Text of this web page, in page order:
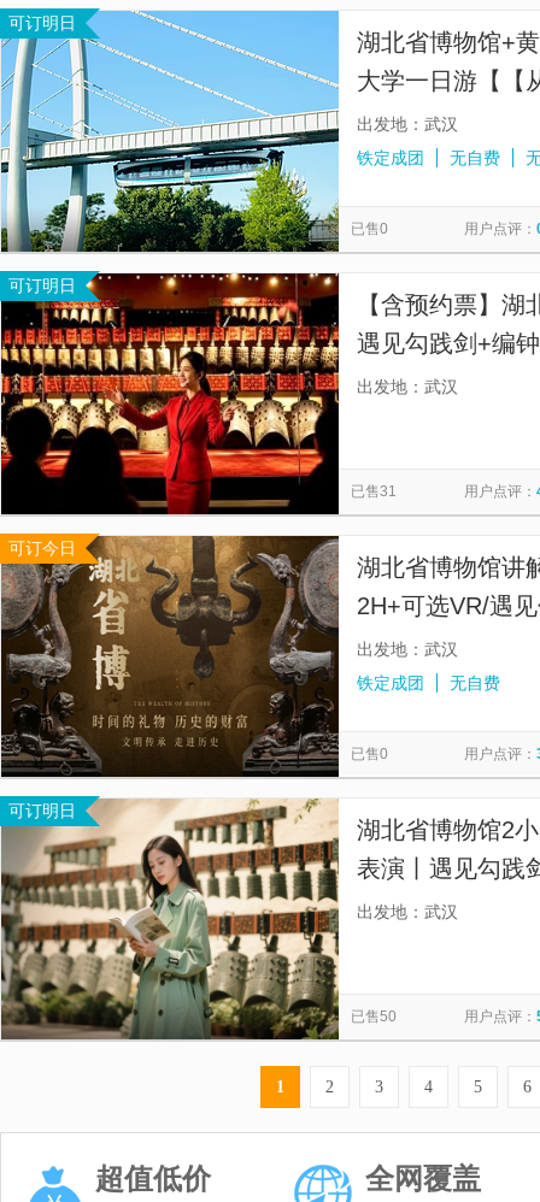
可订明日
湖北省博物馆+
大学一日游【【
全日游】】
出发地：武汉
铁定成团
无自费
已售0 用户点评：
可订明日
【含预约票】
遇见勾践剑+编
出发地：武汉
已售31 用户点评：
可订今日
湖北省博物馆讲
2H+可选VR/遇
麦】
出发地：武汉
铁定成团
无自费
已售0 用户点评：
可订明日
湖北省博物馆2
表演丨遇见勾践
预约丨含无线耳
出发地：武汉
已售50 用户点评：
1 2 3 4 5 6
超值低价 全网覆盖